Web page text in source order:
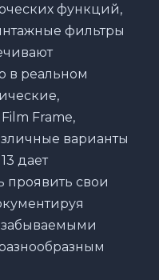
функций,
фильтры
в реальном
Frame,
варианты
дает
проявить свои